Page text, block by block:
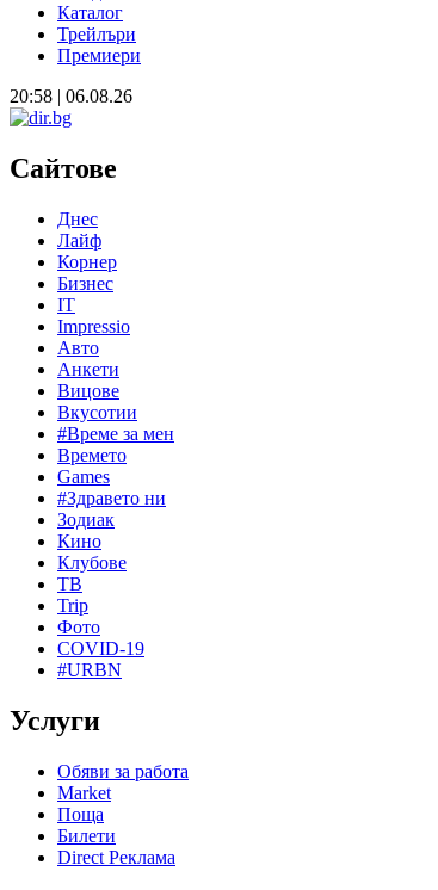
Каталог
Трейлъри
Премиери
20:58 | 06.08.26
Сайтове
Днес
Лайф
Корнер
Бизнес
IT
Impressio
Авто
Анкети
Вицове
Вкусотии
#Време за мен
Времето
Games
#Здравето ни
Зодиак
Кино
Клубове
ТВ
Trip
Фото
COVID-19
#URBN
Услуги
Обяви за работа
Market
Поща
Билети
Direct Реклама